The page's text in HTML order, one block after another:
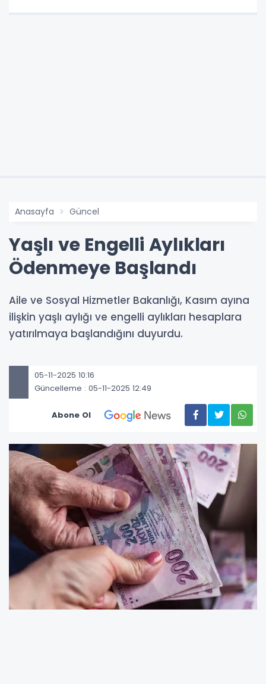
Anasayfa Güncel
Yaşlı ve Engelli Aylıkları
Ödenmeye Başlandı
Aile ve Sosyal Hizmetler Bakanlığı, Kasım ayına
ilişkin yaşlı aylığı ve engelli aylıkları hesaplara
yatırılmaya başlandığını duyurdu.
05-11-2025 10:16
Güncelleme : 05-11-2025 12:49
Abone Ol